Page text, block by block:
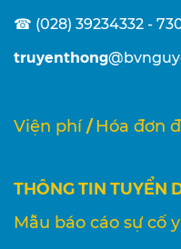
☎ (028) 39234332 -
truyenthong
Viện phí / Hóa đơn
THÔNG TIN TUYỂN
Mẫu báo cáo sự cố